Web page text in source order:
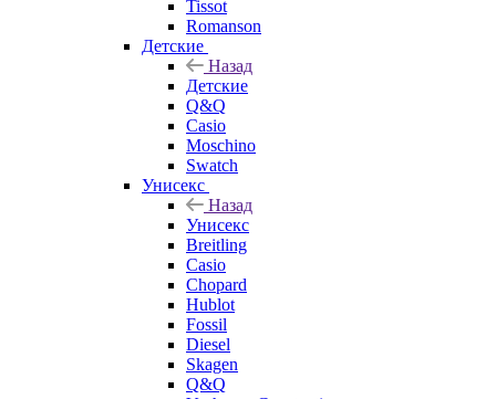
Tissot
Romanson
Детские
Назад
Детские
Q&Q
Casio
Moschino
Swatch
Унисекс
Назад
Унисекс
Breitling
Casio
Chopard
Hublot
Fossil
Diesel
Skagen
Q&Q